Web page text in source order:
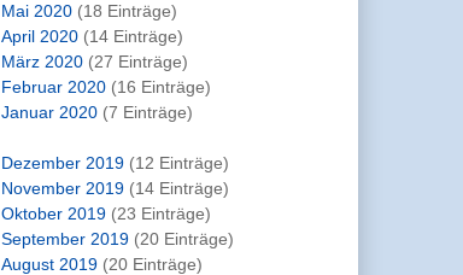
Mai 2020 (18 Einträge)
April 2020 (14 Einträge)
März 2020 (27 Einträge)
Februar 2020 (16 Einträge)
Januar 2020 (7 Einträge)
Dezember 2019 (12 Einträge)
November 2019 (14 Einträge)
Oktober 2019 (23 Einträge)
September 2019 (20 Einträge)
August 2019 (20 Einträge)